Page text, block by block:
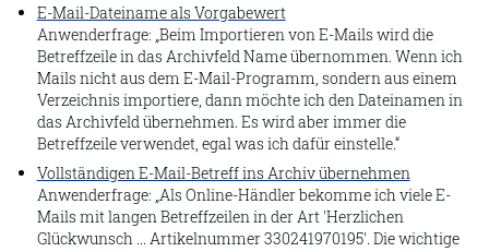
Sceye
Importieren
Version
Hilfe
Scanprofile bearbeiten
1.4. Bearbeiten
Archivieren
E-Mail-Dateiname als Vorgabewert
Anwenderfrage: Beim Importieren von E-Mails wird die
Betreffzeile in das Archivfeld Name übernommen. Wenn ich
Mails nicht aus dem E-Mail-Programm, sondern aus einem
Verzeichnis importiere, dann möchte ich den Dateinamen in
das Archivfeld übernehmen. Es wird aber immer die
Betreffzeile verwendet, egal was ich dafür einstelle.
Vollständigen E-Mail-Betreff ins Archiv übernehmen
Anwenderfrage: Als Online-Händler bekomme ich viele E-
Mails mit langen Betreffzeilen in der Art 'Herzlichen
Glückwunsch ... Artikelnummer 330241970195'. Die wichtige